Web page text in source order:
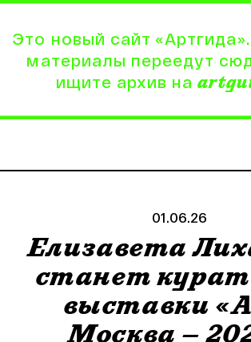
Это новый сайт
материалы переедут
ищите архив на
01.06.26
Елизавета
станет
выставки
Москва —